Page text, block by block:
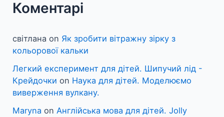
Коментарі
світлана on Як зробити вітражну зірку з
кольорової кальки
Легкий експеримент для дітей. Шипучий лід -
Крейдочки on Наука для дітей. Моделюємо
виверження вулкану.
Maryna onАнглійська мова для дітей. Jolly